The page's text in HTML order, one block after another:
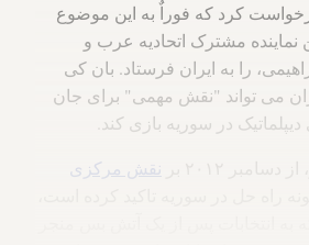
کرد که فوراٌ به این موضوع
نماینده مشترک اتحادیه عرب و
را به ایران فرستاد. بان کی
می تواند "نقش مهمی" برای جان
در سوریه بازی کند.
نقش مرکزی